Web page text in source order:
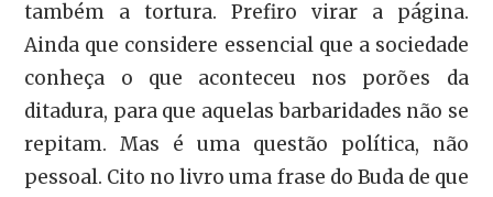
também a tortura. Prefiro virar a página.
Ainda que considere essencial que a sociedade
conheça o que aconteceu nos porões da
ditadura, para que aquelas barbaridades não se
repitam. Mas é uma questão política, não
pessoal. Cito no livro uma frase do Buda de que